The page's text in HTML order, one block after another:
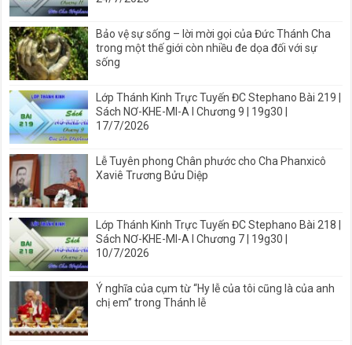
Bảo vệ sự sống – lời mời gọi của Đức Thánh Cha
trong một thế giới còn nhiều đe dọa đối với sự
sống
Lớp Thánh Kinh Trực Tuyến ĐC Stephano Bài 219 |
Sách NƠ-KHE-MI-A I Chương 9 | 19g30 |
17/7/2026
Lễ Tuyên phong Chân phước cho Cha Phanxicô
Xaviê Trương Bửu Diệp
Lớp Thánh Kinh Trực Tuyến ĐC Stephano Bài 218 |
Sách NƠ-KHE-MI-A I Chương 7 | 19g30 |
10/7/2026
Ý nghĩa của cụm từ “Hy lễ của tôi cũng là của anh
chị em” trong Thánh lễ